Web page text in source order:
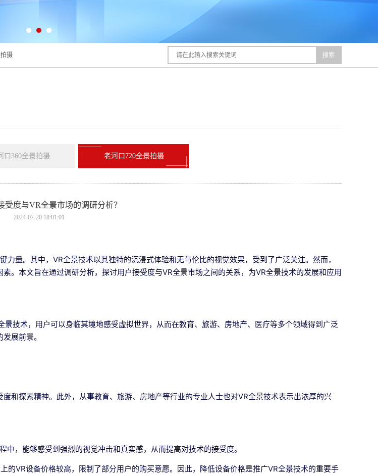
摄 搜索
口360全景拍摄 老河口720全景拍摄
受度与VR全景市场的调研分析？
2024-07-20 18:01:01
量。其中，VR全景技术以其独特的沉浸式体验和无与伦比的视觉效果，受到了广泛关注。然而，
。本文旨在通过调研分析，探讨用户接受度与VR全景市场之间的关系，为VR全景技术的发展和应用
技术，用户可以身临其境地感受虚拟世界，从而在教育、旅游、房地产、医疗等多个领域得到广泛
展前景。
和探索精神。此外，从事教育、旅游、房地产等行业的专业人士也对VR全景技术表示出浓厚的兴
中，能够感受到强烈的视觉冲击和真实感，从而提高对技术的接受度。
的VR设备价格较高，限制了部分用户的购买意愿。因此，降低设备价格是推广VR全景技术的重要手